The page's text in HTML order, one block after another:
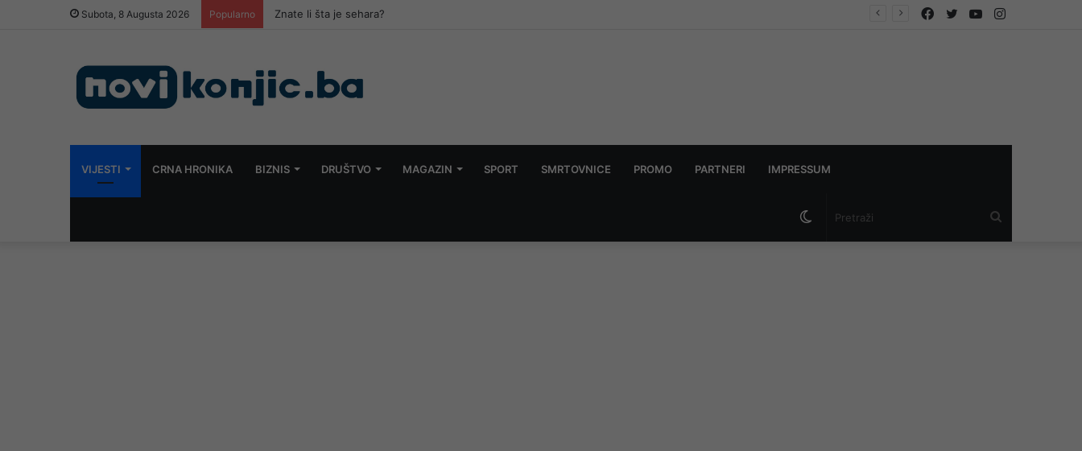
Subota, 8 Augusta 2026 Popularno JP Komunalno Mostar podnijelo nove krivične prijave: Sumnjaju na lažno predstavljanje sindikata Instagram
YouTube
Twitter
Facebook
VIJESTI CRNA HRONIKA BIZNIS DRUŠTVO MAGAZIN SPORT SMRTOVNICE PROMO PARTNERI IMPRESSUM
Switch